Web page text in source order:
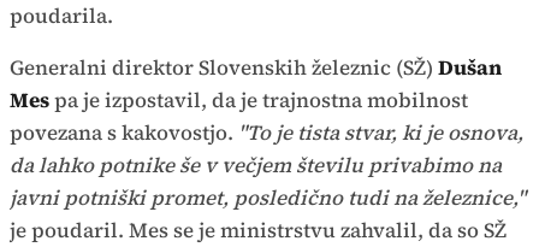
poudarila.
Generalni direktor Slovenskih železnic (SŽ) Dušan
Mespa je izpostavil, da je trajnostna mobilnost
povezana s kakovostjo. "To je tista stvar, ki je osnova,
da lahko potnike še v večjem številu privabimo na
javni potniški promet, posledično tudi na železnice,"
je poudaril. Mes se je ministrstvu zahvalil, da so SŽ